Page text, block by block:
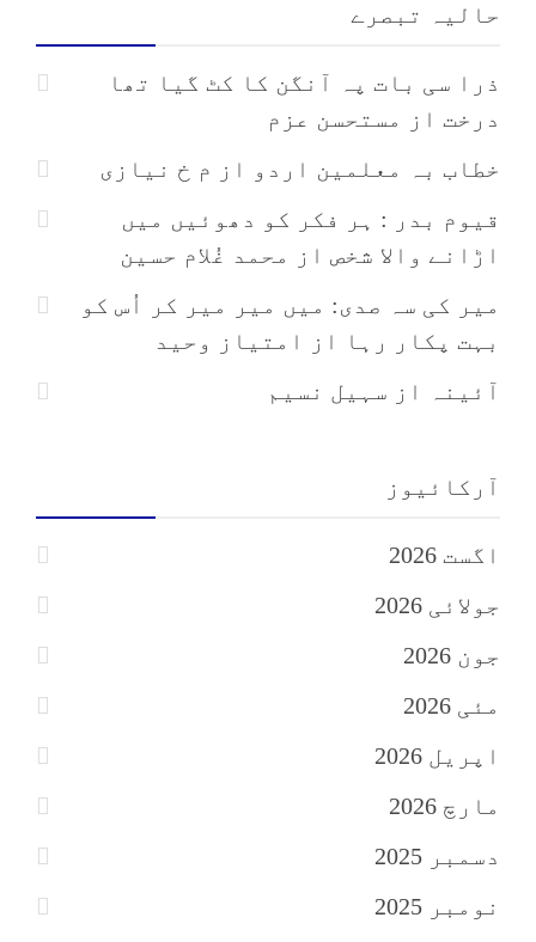
حالیہ تبصرے
ذرا سی بات پہ آنگن کا کٹ گیا تھا
درخت از
مستحسن عزم
خطاب بہ معلمین اردو
از م خ نیازی
قیوم بدر : ہر فکر کو دھوئیں میں
اڑانے والا شخص از
محمد غُلام حسین
میر کی سہ صدی: میں میر میر کر اُس کو
بہت پکار رہا
از
امتیاز وحید
آئینہ
از سہیل نسیم
آرکائیوز
اگست 2026
جولائی 2026
جون 2026
مئی 2026
اپریل 2026
مارچ 2026
دسمبر 2025
نومبر 2025